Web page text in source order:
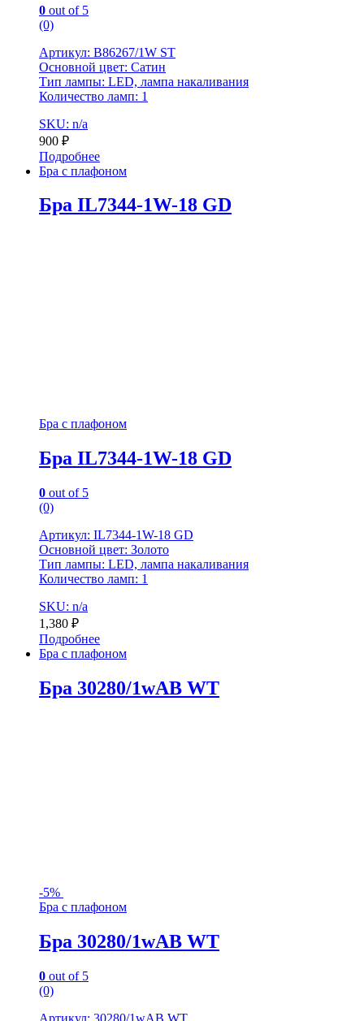
0 out of 5
(0)
Артикул: B86267/1W ST
Основной цвет: Сатин
Тип лампы: LED, лампа накаливания
Количество ламп: 1
SKU: n/a
900 ₽
Подробнее
Бра с плафоном
Бра IL7344-1W-18 GD
Бра с плафоном
Бра IL7344-1W-18 GD
0 out of 5
(0)
Артикул: IL7344-1W-18 GD
Основной цвет: Золото
Тип лампы: LED, лампа накаливания
Количество ламп: 1
SKU: n/a
1,380 ₽
Подробнее
Бра с плафоном
Бра 30280/1wAB WT
-5%
Бра с плафоном
Бра 30280/1wAB WT
0 out of 5
(0)
Артикул: 30280/1wAB WT